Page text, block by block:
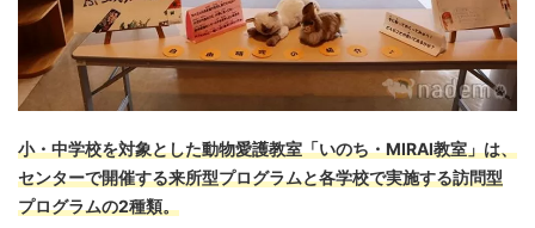
小・中学校を対象とした動物愛護教室「いのち・MIRAI教室」は、
センターで開催する来所型プログラムと各学校で実施する訪問型
プログラムの2種類。